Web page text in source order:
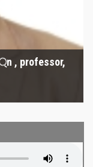
, professor,